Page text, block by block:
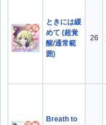
ときには緩
めて (超覚
醒/通常範
囲)
26
Breath to